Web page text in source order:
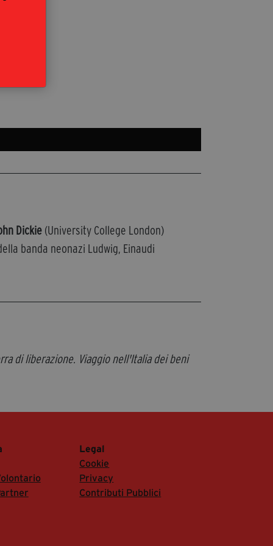
Dickie (University College London)
banda neonazi Ludwig, Einaudi
di liberazione. Viaggio nell'Italia dei beni
Legal
Cookie
Privacy
Contributi Pubblici